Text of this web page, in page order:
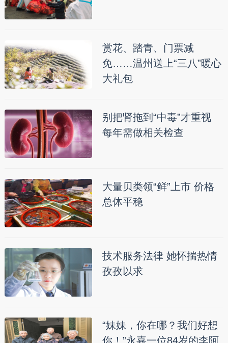
赏花、踏青、门票减
免……温州送上“三八”暖心
大礼包
别把肾拖到“中毒”才重视
每年需做相关检查
大量贝类领“鲜”上市 价格
总体平稳
技术服务法律 她怀揣热情
孜孜以求
“妹妹，你在哪？我们好想
你！”永嘉一位84岁的李阿